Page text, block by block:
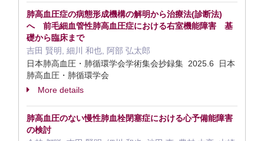
肺高血圧症の病態形成機構の解明から治療法(診断法)
へ 前毛細血管性肺高血圧症における右室機能障害 基
礎から臨床まで
吉田 賢明, 細川 和也, 阿部 弘太郎
日本肺高血圧・肺循環学会学術集会抄録集 2025.6 日本
肺高血圧・肺循環学会
More details
肺高血圧のない慢性肺血栓閉塞症における心予備能障害
の検討